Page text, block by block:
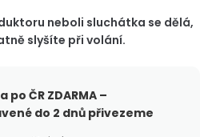
neboli sluchátka se dělá,
slyšíte při volání.
po ČRZDARMA –
do 2 dnů přivezeme